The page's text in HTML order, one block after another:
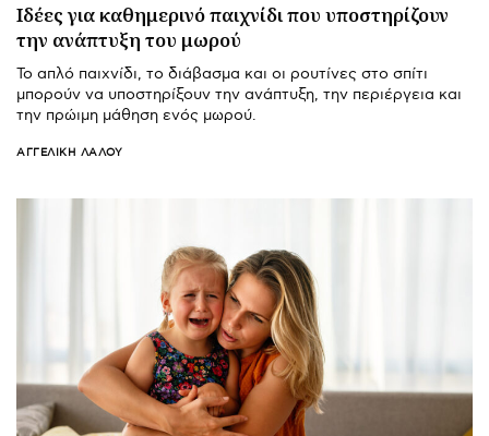
Ιδέες για καθημερινό παιχνίδι που υποστηρίζουν
την ανάπτυξη του μωρού
Το απλό παιχνίδι, το διάβασμα και οι ρουτίνες στο σπίτι
μπορούν να υποστηρίξουν την ανάπτυξη, την περιέργεια και
την πρώιμη μάθηση ενός μωρού.
ΑΓΓΕΛΙΚΉ ΛΆΛΟΥ